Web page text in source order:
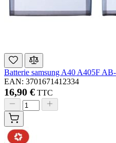
Batterie samsung A40 A405F
EAN: 3701671412334
16,90 € TTC